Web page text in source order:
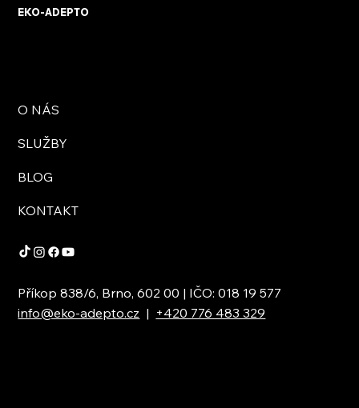
EKO-ADEPTO
O NÁS
SLUŽBY
BLOG
KONTAKT
Příkop 838/6, Brno, 602 00 | IČO: 018 19 577
info@eko-adepto.cz | +420 776 483 329